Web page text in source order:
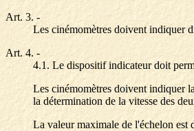
Art. 3.-
Les cinémomètres doivent indiquer
Art. 4. -
4.1. Le dispositif indicateur doit
Les cinémomètres doivent indiquer
la détermination de la vitesse des
La valeur maximale de l'échelon est